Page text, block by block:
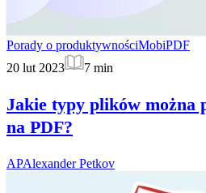
Porady o produktywnościMobiPDF
20 lut 2023
7 min
Jakie typy plików można
na PDF?
APAlexander Petkov